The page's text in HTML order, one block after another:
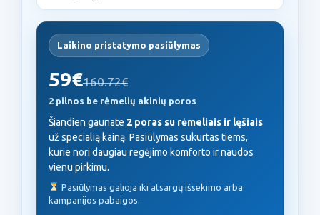
Laikino pristatymo pasiūlymas
59€160.72€
2 pilnos be rėmelių akinių poros
Šiandien gaunate 2 poras su rėmeliais ir lęšiais
už specialią kainą. Pasiūlymas sukurtas tiems,
kurie nori daugiau regėjimo komforto ir naudos
vienu pirkimu.
Pasiūlymas galioja iki atsargų išsekimo arba
kampanijos pabaigos.